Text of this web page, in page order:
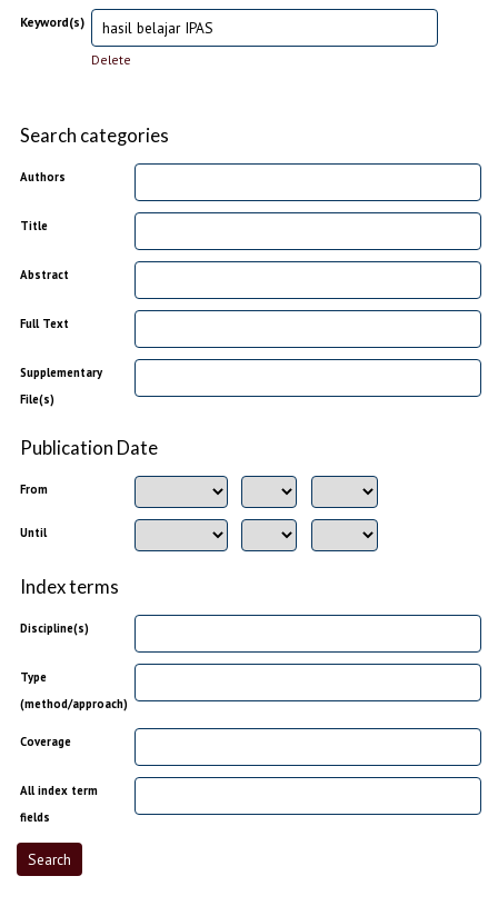
Keyword(s)
Delete
Search categories
Authors
Title
Abstract
Full Text
Supplementary
File(s)
Publication Date
From
Until
Index terms
Discipline(s)
Type
(method/approach)
Coverage
All index term
fields